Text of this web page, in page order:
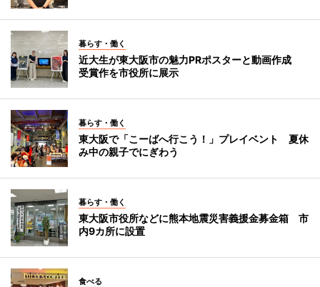
暮らす・働く
近大生が東大阪市の魅力PRポスターと動画作成
受賞作を市役所に展示
暮らす・働く
東大阪で「こーばへ行こう！」プレイベント 夏休
み中の親子でにぎわう
暮らす・働く
東大阪市役所などに熊本地震災害義援金募金箱 市
内9カ所に設置
食べる